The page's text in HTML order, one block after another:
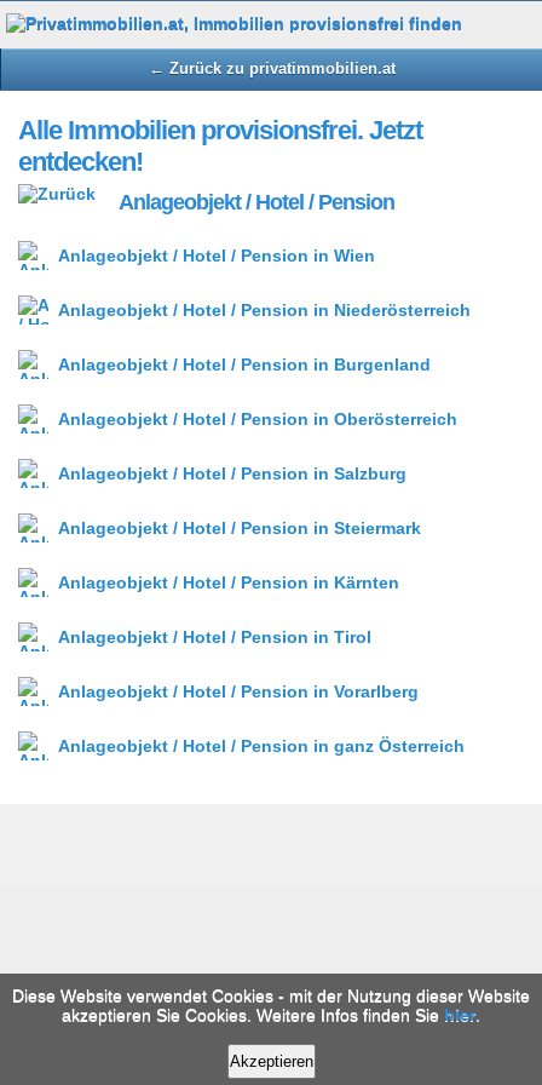
← Zurück zu privatimmobilien.at
Alle Immobilien provisionsfrei. Jetzt
entdecken!
Anlageobjekt / Hotel / Pension
Anlageobjekt / Hotel / Pension in Wien
Anlageobjekt / Hotel / Pension in Niederösterreich
Anlageobjekt / Hotel / Pension in Burgenland
Anlageobjekt / Hotel / Pension in Oberösterreich
Anlageobjekt / Hotel / Pension in Salzburg
Anlageobjekt / Hotel / Pension in Steiermark
Anlageobjekt / Hotel / Pension in Kärnten
Anlageobjekt / Hotel / Pension in Tirol
Anlageobjekt / Hotel / Pension in Vorarlberg
Anlageobjekt / Hotel / Pension in ganz Österreich
Diese Website verwendet Cookies - mit der Nutzung dieser Website
akzeptieren Sie Cookies. Weitere Infos finden Sie hier.